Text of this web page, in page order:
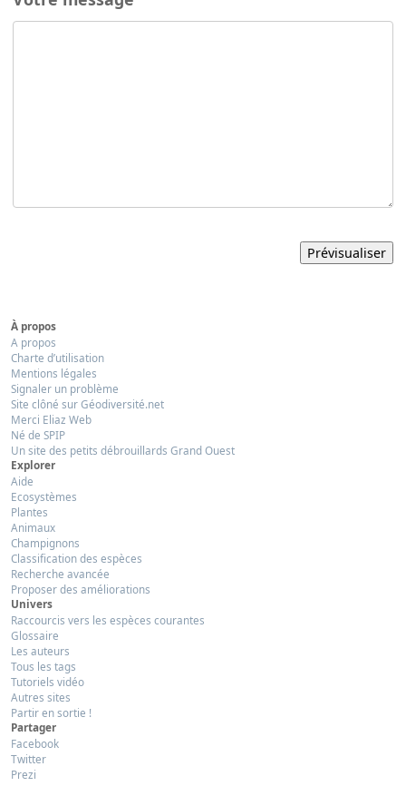
À propos
A propos
Charte d’utilisation
Mentions légales
Signaler un problème
Site clôné sur Géodiversité.net
Merci Eliaz Web
Né de SPIP
Un site des petits débrouillards Grand Ouest
Explorer
Aide
Ecosystèmes
Plantes
Animaux
Champignons
Classification des espèces
Recherche avancée
Proposer des améliorations
Univers
Raccourcis vers les espèces courantes
Glossaire
Les auteurs
Tous les tags
Tutoriels vidéo
Autres sites
Partir en sortie !
Partager
Facebook
Twitter
Prezi